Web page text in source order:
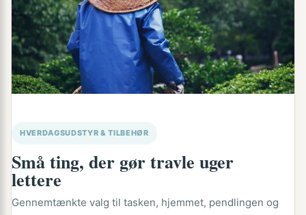
HVERDAGSUDSTYR & TILBEHØR
Små ting, der gør travle uger
lettere
Gennemtænkte valg til tasken, hjemmet, pendlingen og